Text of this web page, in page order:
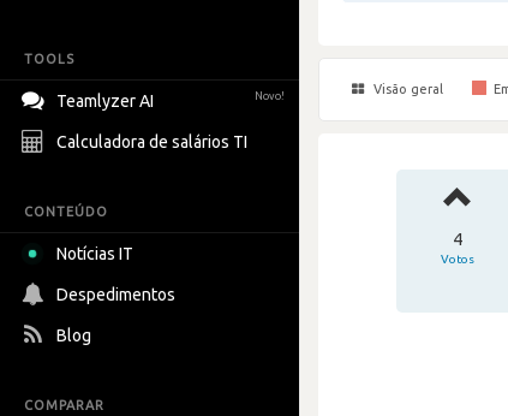
TOOLS
Teamlyzer AI Novo!
Calculadora de salários TI
CONTEÚDO
Notícias IT
Despedimentos
Blog
COMPARAR
Visão geral
4
Votos